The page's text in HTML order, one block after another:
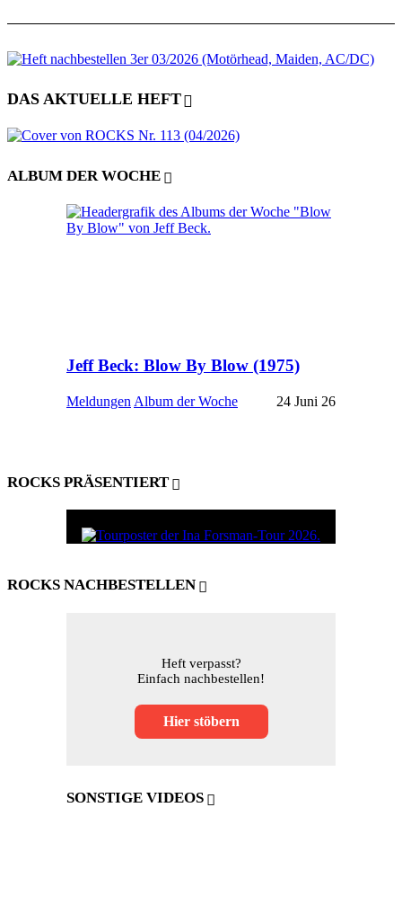
DAS AKTUELLE HEFT
ALBUM DER WOCHE
Jeff Beck: Blow By Blow (1975)
Meldungen Album der Woche 24 Juni 26
ROCKS PRÄSENTIERT
ROCKS NACHBESTELLEN
Heft verpasst?
Einfach nachbestellen!
Hier stöbern
SONSTIGE VIDEOS